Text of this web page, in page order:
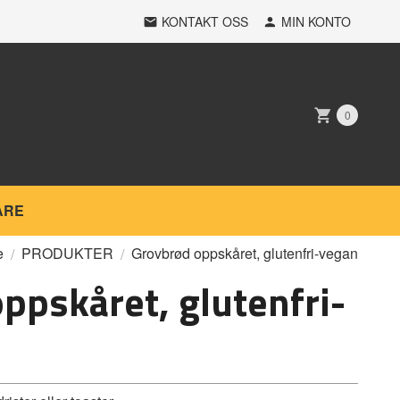
KONTAKT OSS MIN KONTO
0
PRODUKTER Grovbrød oppskåret, glutenfri-vegan
glutenfri-